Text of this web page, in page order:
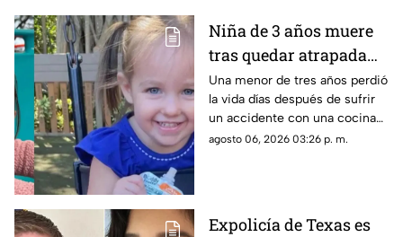
Niña de 3 años muere
tras quedar atrapada
en una cocina de
juguete; investigan
accidente en Florida
Una menor de tres años perdió
la vida días después de sufrir
un accidente con una cocina
de juguete de madera en una
agosto 06, 2026 03:26 p. m.
Expolicía de Texas es